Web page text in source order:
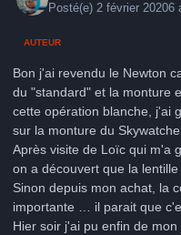
Posté(e)2 février 20206
AUTEUR
Bon j'ai revendu le Newton
du "standard" et la monture
cette opération blanche, j'ai
sur la monture du
Après visite de Loïc qui m'a
on a découvert que la
Sinon depuis mon achat, la
importante … il parait que
Hier soir j'ai pu enfin de